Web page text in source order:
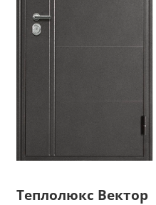
Теплолюкс Вектор